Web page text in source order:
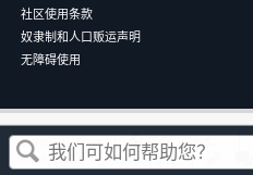
这篇文章对您有帮助吗？
社区使用条款
奴隶制和人口贩运声明
无障碍使用
©2026NetApp 中文（简体）
Cookie 政策
Cookie 设置